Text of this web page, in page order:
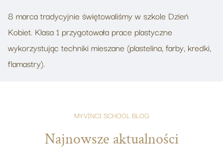
8 marca tradycyjnie świętowaliśmy w szkole Dzień
Kobiet. Klasa 1 przygotowała prace plastyczne
wykorzystując techniki mieszane (plastelina, farby, kredki,
flamastry).
MYVINCI SCHOOL BLOG
Najnowsze aktualności